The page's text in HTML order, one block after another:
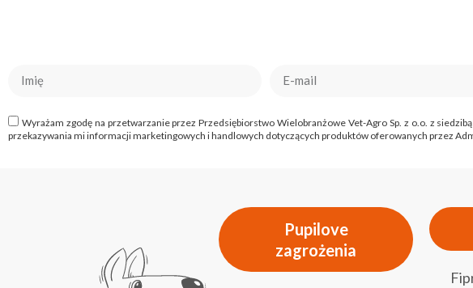
Wyrażam zgodę na przetwarzanie przez Przedsiębiorstwo Wielobranżowe Vet-Agro Sp. z o.o. z
przekazywania mi informacji marketingowych i handlowych dotyczących produktów oferowanych przez
Pupilove
zagrożenia